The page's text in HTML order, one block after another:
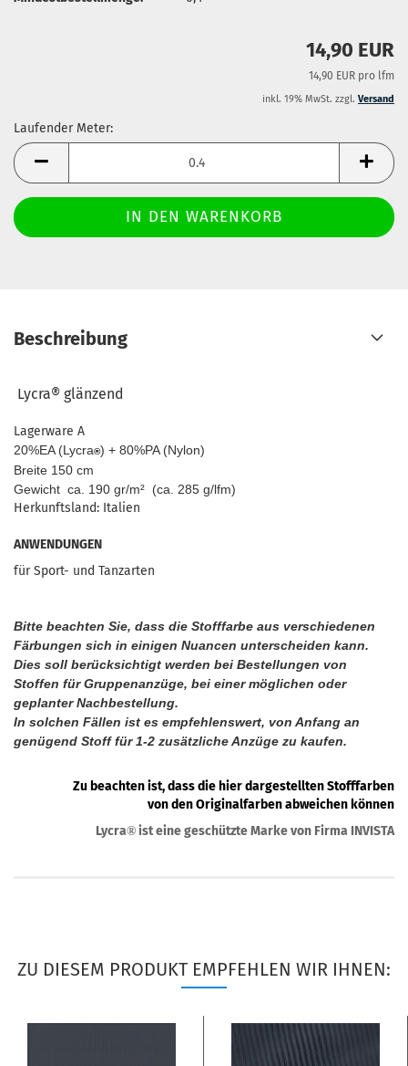
14,90 EUR
14,90 EUR pro lfm
inkl. 19% MwSt. zzgl. Versand
Laufender Meter:
Laufender
Meter
Beschreibung
Lycra® glänzend
Lagerware A
20%EA (Lycra®) + 80%PA (Nylon)
Breite 150 cm
Gewicht ca. 190 gr/m² (ca. 285 g/lfm)
Herkunftsland: Italien
ANWENDUNGEN
für Sport- und Tanzarten
Bitte beachten Sie, dass die Stofffarbe aus verschiedenen
Färbungen sich in einigen Nuancen unterscheiden kann.
Dies soll berücksichtigt werden bei Bestellungen von
Stoffen für Gruppenanzüge, bei einer möglichen oder
geplanter Nachbestellung.
In solchen Fällen ist es empfehlenswert, von Anfang an
genügend Stoff für 1-2 zusätzliche Anzüge zu kaufen.
Zu beachten ist, dass die hier dargestellten Stofffarben
von den Originalfarben abweichen können
Lycra® ist eine geschützte Marke von Firma INVISTA
ZU DIESEM PRODUKT EMPFEHLEN WIR IHNEN: